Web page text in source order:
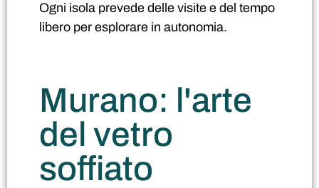
Ogni isola prevede delle visite e del tempo
libero per esplorare in autonomia.
Murano: l'arte
del vetro
soffiato